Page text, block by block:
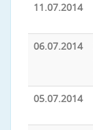
11.07.2014
06.07.2014
05.07.2014